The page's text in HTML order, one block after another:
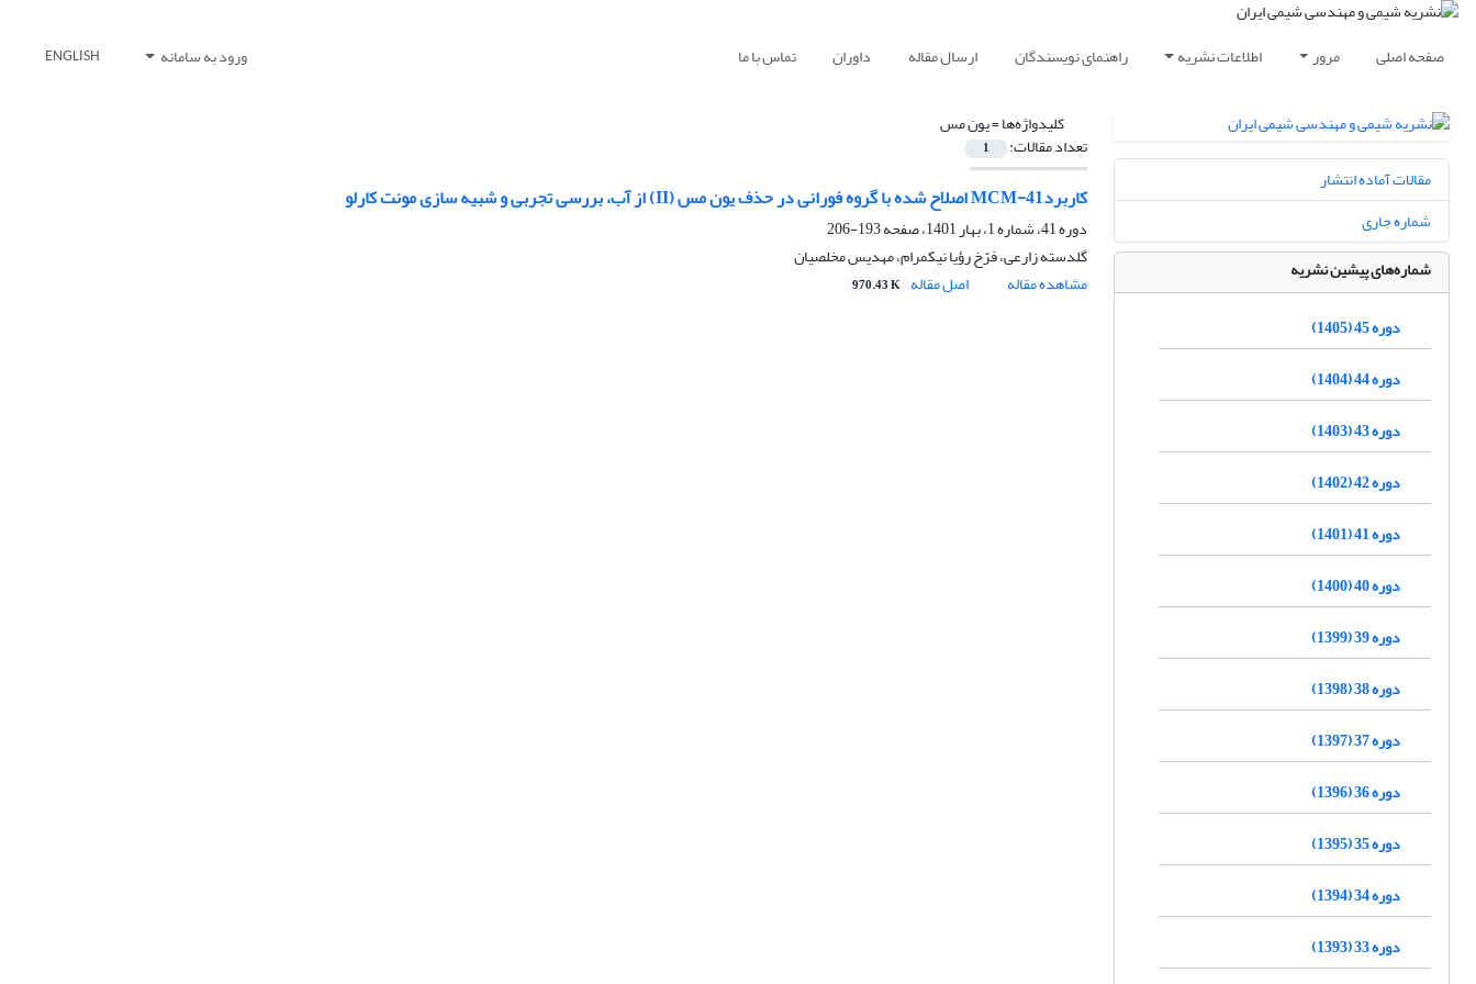
صفحه اصلی مرور اطلاعات نشریه راهنمای نویسندگان ارسال مقاله داوران تماس با ما ورود به سامانه ENGLISH
کلیدواژه‌ها =یون مس
تعداد مقالات: 1
کاربردMCM-41 اصلاح شده با گروه فورانی در حذف یون مس (II) از آب، بررسی تجربی و شبیه سازی مونت کارلو
دوره 41، شماره 1، بهار 1401، صفحه
193-206
گلدسته زارعی، فرّخ رؤیا نیکمرام، مهدیس مخلصیان
مشاهده مقاله
اصل مقاله 970.43 K
مقالات آماده انتشار
شماره جاری
شماره‌های پیشین نشریه
دوره 45 (1405)
دوره 44 (1404)
دوره 43 (1403)
دوره 42 (1402)
دوره 41 (1401)
دوره 40 (1400)
دوره 39 (1399)
دوره 38 (1398)
دوره 37 (1397)
دوره 36 (1396)
دوره 35 (1395)
دوره 34 (1394)
دوره 33 (1393)